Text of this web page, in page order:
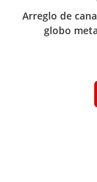
Arreglo de
globo